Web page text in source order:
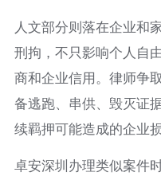
人文部分则落在企业和
刑拘，不只影响个人自
商和企业信用。律师争
备逃跑、串供、毁灭证
续羁押可能造成的企业损
卓安深圳办理类似案件